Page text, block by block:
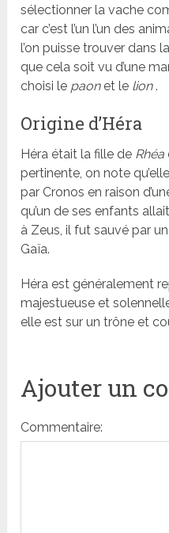
sélectionner la vache
car c’est l’un l’un des
l’on puisse trouver dans
que cela soit vu d’une
choisi le paonet le lion.
Origine d’Héra
Héra était la fille de Rhéa
pertinente, on note
par Cronos en raison
qu’un de ses enfants
à Zeus, il fut sauvé par
Gaïa.
Héra est généralement
majestueuse et
elle est sur un trône et
Ajouter un
Commentaire: